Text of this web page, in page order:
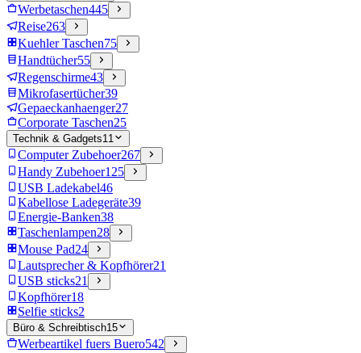
Werbetaschen445
Reise263
Kuehler Taschen75
Handtücher55
Regenschirme43
Mikrofasertücher39
Gepaeckanhaenger27
Corporate Taschen25
Technik & Gadgets11
Computer Zubehoer267
Handy Zubehoer125
USB Ladekabel46
Kabellose Ladegeräte39
Energie-Banken38
Taschenlampen28
Mouse Pad24
Lautsprecher & Kopfhörer21
USB sticks21
Kopfhörer18
Selfie sticks2
Büro & Schreibtisch15
Werbeartikel fuers Buero542